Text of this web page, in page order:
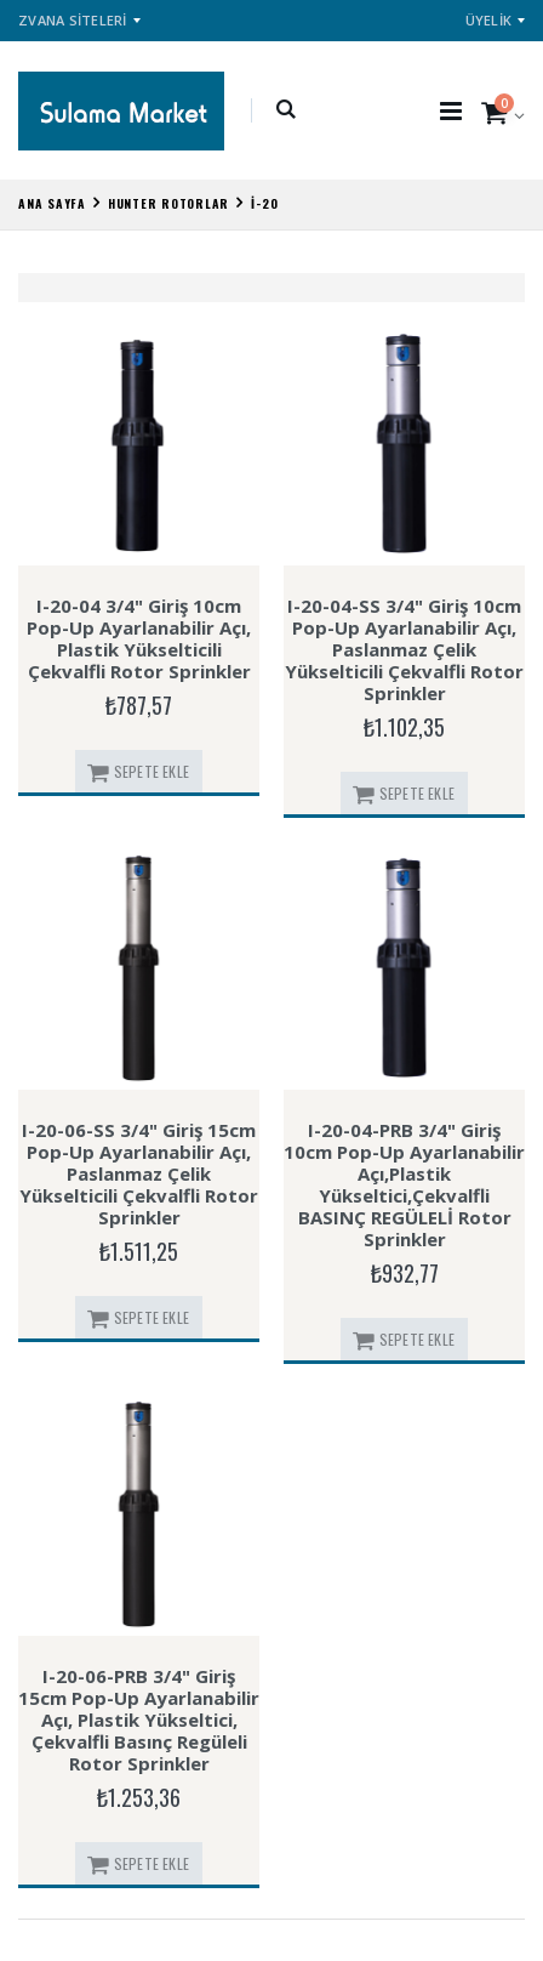
ZVANA SİTELERİ ÜYELİK
0
ANA SAYFA HUNTER ROTORLAR İ-20
I-20-04 3/4" Giriş 10cm
Pop-Up Ayarlanabilir Açı,
Plastik Yükselticili
Çekvalfli Rotor Sprinkler
₺787,57
SEPETE EKLE
I-20-04-SS 3/4" Giriş 10cm
Pop-Up Ayarlanabilir Açı,
Paslanmaz Çelik
Yükselticili Çekvalfli Rotor
Sprinkler
₺1.102,35
SEPETE EKLE
I-20-06-SS 3/4" Giriş 15cm
Pop-Up Ayarlanabilir Açı,
Paslanmaz Çelik
Yükselticili Çekvalfli Rotor
Sprinkler
₺1.511,25
SEPETE EKLE
I-20-04-PRB 3/4" Giriş
10cm Pop-Up Ayarlanabilir
Açı,Plastik
Yükseltici,Çekvalfli
BASINÇ REGÜLELİ Rotor
Sprinkler
₺932,77
SEPETE EKLE
I-20-06-PRB 3/4" Giriş
15cm Pop-Up Ayarlanabilir
Açı, Plastik Yükseltici,
Çekvalfli Basınç Regüleli
Rotor Sprinkler
₺1.253,36
SEPETE EKLE